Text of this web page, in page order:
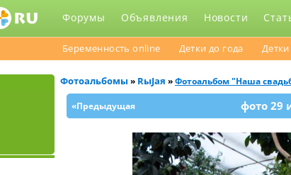
Форумы Объявления Новости
Беременность online Детки до года Детки
Фотоальбомы » RыJaя »Фотоальбом "Наша
«Предыдущая фото 29